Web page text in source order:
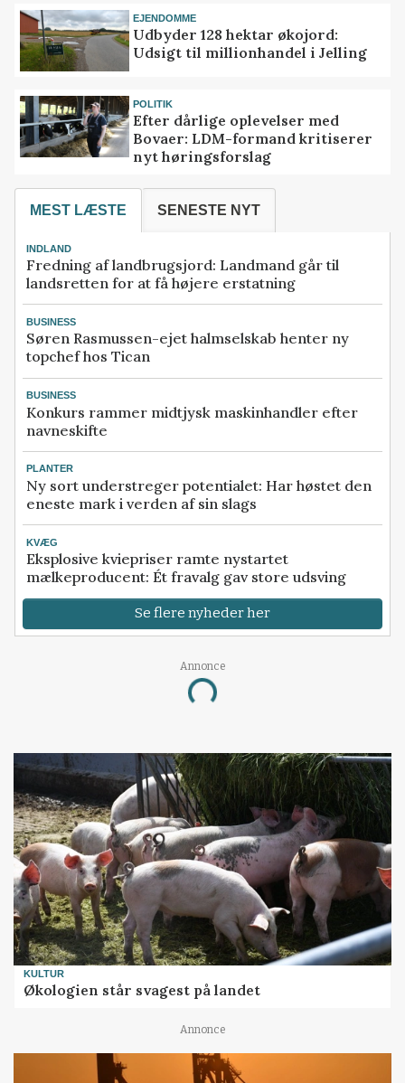
EJENDOMME
Udbyder 128 hektar økojord:
Udsigt til millionhandel i Jelling
POLITIK
Efter dårlige oplevelser med
Bovaer: LDM-formand kritiserer
nyt høringsforslag
MEST LÆSTE SENESTE NYT
INDLAND
Fredning af landbrugsjord: Landmand går til
landsretten for at få højere erstatning
BUSINESS
Søren Rasmussen-ejet halmselskab henter ny
topchef hos Tican
BUSINESS
Konkurs rammer midtjysk maskinhandler efter
navneskifte
PLANTER
Ny sort understreger potentialet: Har høstet den
eneste mark i verden af sin slags
KVÆG
Eksplosive kviepriser ramte nystartet
mælkeproducent: Ét fravalg gav store udsving
Se flere nyheder her
Annonce
Loading...
KULTUR
Økologien står svagest på landet
Annonce